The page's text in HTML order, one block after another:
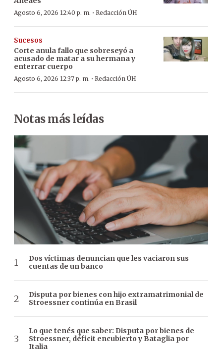
Agosto 6, 2026 12:40 p. m. · Redacción ÚH
Sucesos
Corte anula fallo que sobreseyó a
acusado de matar a su hermana y
enterrar cuerpo
Agosto 6, 2026 12:37 p. m. · Redacción ÚH
Notas más leídas
Dos víctimas denuncian que les vaciaron sus
cuentas de un banco
Disputa por bienes con hijo extramatrimonial de
Stroessner continúa en Brasil
Lo que tenés que saber: Disputa por bienes de
Stroessner, déficit encubierto y Bataglia por
Italia